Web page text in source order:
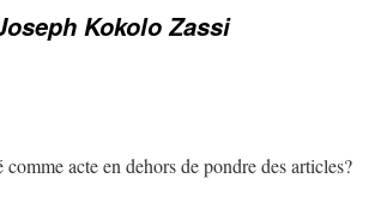
Kokolo Zassi
acte en dehors de pondre des articles?